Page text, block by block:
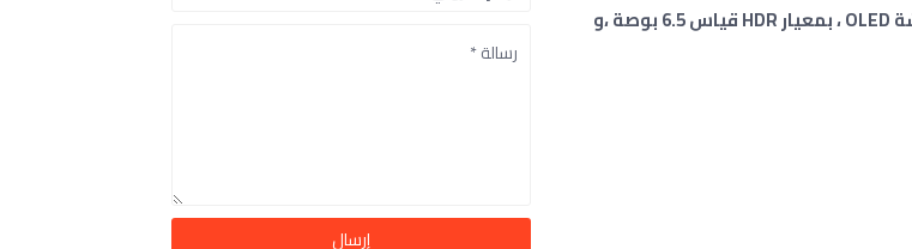
بمواصفات قوية و اداء عالي ، بشاشة OLED ، بمعيار HDR قياس 6.5 بوصة ،و